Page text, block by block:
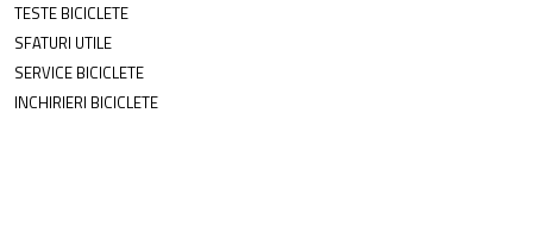
TESTE BICICLETE
SFATURI UTILE
SERVICE BICICLETE
INCHIRIERI BICICLETE